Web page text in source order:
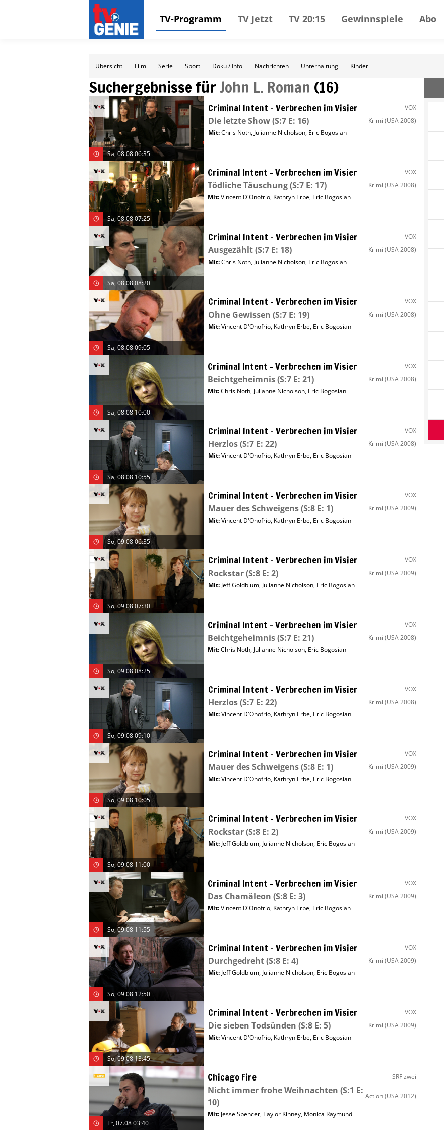
TV-Programm TV Jetzt TV 20:15 Gewinnspiele Abo
Übersicht Film Serie Sport Doku / Info Nachrichten Unterhaltung Kinder
Suchergebnisse für John L. Roman (16)
Sa, 08.08 06:35
Criminal Intent – Verbrechen im Visier VOX
Die letzte Show(S:7 E: 16) Krimi (USA 2008)
Mit:Chris Noth, Julianne Nicholson, Eric Bogosian
Sa, 08.08 07:25
Criminal Intent – Verbrechen im Visier VOX
Tödliche Täuschung(S:7 E: 17) Krimi (USA 2008)
Mit:Vincent D'Onofrio, Kathryn Erbe, Eric Bogosian
Sa, 08.08 08:20
Criminal Intent – Verbrechen im Visier VOX
Ausgezählt(S:7 E: 18) Krimi (USA 2008)
Mit:Chris Noth, Julianne Nicholson, Eric Bogosian
Sa, 08.08 09:05
Criminal Intent – Verbrechen im Visier VOX
Ohne Gewissen (S:7 E: 19) Krimi (USA 2008)
Mit:Vincent D'Onofrio, Kathryn Erbe, Eric Bogosian
Sa, 08.08 10:00
Criminal Intent – Verbrechen im Visier VOX
Beichtgeheimnis(S:7 E: 21) Krimi (USA 2008)
Mit:Chris Noth, Julianne Nicholson, Eric Bogosian
Sa, 08.08 10:55
Criminal Intent – Verbrechen im Visier VOX
Herzlos(S:7 E: 22) Krimi (USA 2008)
Mit:Vincent D'Onofrio, Kathryn Erbe, Eric Bogosian
So, 09.08 06:35
Criminal Intent – Verbrechen im Visier VOX
Mauer des Schweigens(S:8 E: 1) Krimi (USA 2009)
Mit:Vincent D'Onofrio, Kathryn Erbe, Eric Bogosian
So, 09.08 07:30
Criminal Intent – Verbrechen im Visier VOX
Rockstar(S:8 E: 2) Krimi (USA 2009)
Mit: Jeff Goldblum, Julianne Nicholson, Eric Bogosian
So, 09.08 08:25
Criminal Intent – Verbrechen im Visier VOX
Beichtgeheimnis(S:7 E: 21) Krimi (USA 2008)
Mit:Chris Noth, Julianne Nicholson, Eric Bogosian
So, 09.08 09:10
Criminal Intent – Verbrechen im Visier VOX
Herzlos(S:7 E: 22) Krimi (USA 2008)
Mit:Vincent D'Onofrio, Kathryn Erbe, Eric Bogosian
So, 09.08 10:05
Criminal Intent – Verbrechen im Visier VOX
Mauer des Schweigens(S:8 E: 1) Krimi (USA 2009)
Mit:Vincent D'Onofrio, Kathryn Erbe, Eric Bogosian
So, 09.08 11:00
Criminal Intent – Verbrechen im Visier VOX
Rockstar(S:8 E: 2) Krimi (USA 2009)
Mit: Jeff Goldblum, Julianne Nicholson, Eric Bogosian
So, 09.08 11:55
Criminal Intent – Verbrechen im Visier VOX
Das Chamäleon (S:8 E: 3) Krimi (USA 2009)
Mit:Vincent D'Onofrio, Kathryn Erbe, Eric Bogosian
So, 09.08 12:50
Criminal Intent – Verbrechen im Visier VOX
Durchgedreht(S:8 E: 4) Krimi (USA 2009)
Mit: Jeff Goldblum, Julianne Nicholson, Eric Bogosian
So, 09.08 13:45
Criminal Intent – Verbrechen im Visier VOX
Die sieben Todsünden (S:8 E: 5) Krimi (USA 2009)
Mit:Vincent D'Onofrio, Kathryn Erbe, Eric Bogosian
Fr, 07.08 03:40
Chicago Fire SRF zwei
Nicht immer frohe Weihnachten (S:1 E:
10)
Action(USA 2012)
Mit: Jesse Spencer,Taylor Kinney, Monica Raymund